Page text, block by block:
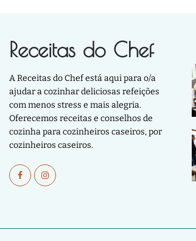
Receitas do Chef
A Receitas do Chef está aqui para o/a
ajudar a cozinhar deliciosas refeições
com menos stress e mais alegria.
Oferecemos receitas e conselhos de
cozinha para cozinheiros caseiros, por
cozinheiros caseiros.